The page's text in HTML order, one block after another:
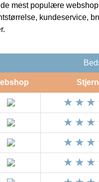
mest populære
kundeservice,